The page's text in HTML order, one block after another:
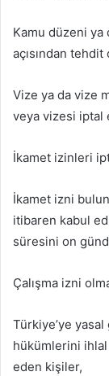
Kamu düzeni ya
açısından
Vize ya da vize
veya vizesi iptal
İkamet izinleri
İkamet izni
itibaren kabul
süresini on
Çalışma izni
Türkiye’ye yasal
hükümlerini
eden kişiler,